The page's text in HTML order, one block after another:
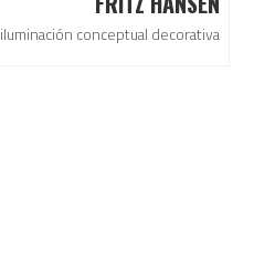
iluminación conceptual decorativa